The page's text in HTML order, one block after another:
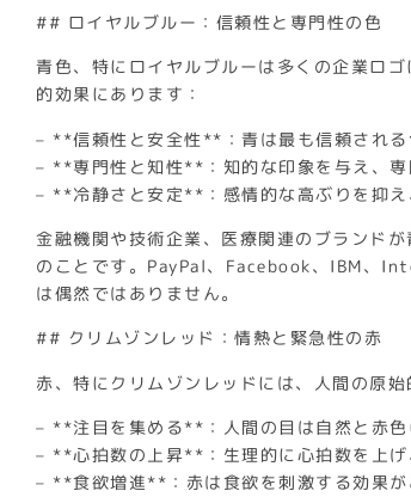
## ロイヤルブルー：信頼性と専門性の色
青色、特にロイヤルブルーは多くの企業ロ
的効果にあります：
– **信頼性と安全性**：青は最も信頼される
– **専門性と知性**：知的な印象を与え、専
– **冷静さと安定**：感情的な高ぶりを抑え
金融機関や技術企業、医療関連のブランド
のことです。PayPal、Facebook、IBM、
は偶然ではありません。
## クリムゾンレッド：情熱と緊急性の赤
赤、特にクリムゾンレッドには、人間の原
– **注目を集める**：人間の目は自然と赤色
– **心拍数の上昇**：生理的に心拍数を上げ
– **食欲増進**：赤は食欲を刺激する効果が